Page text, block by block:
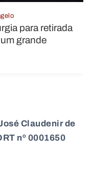
para retirada
grande
Claudenir de
nº 0001650